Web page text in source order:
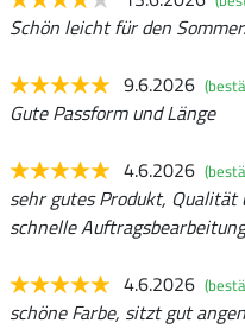
Schön leicht für den Sommer.
9.6.2026
Gute Passform und Länge
4.6.2026
sehr gutes Produkt, Qualität
schnelle
4.6.2026
schöne Farbe, sitzt gut